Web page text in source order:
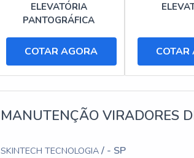
ELEVATÓRIA
PANTOGRÁFICA
COTAR AGORA COTAR
MANUTENÇÃO VIRADORES
SKINTECH TECNOLOGIA/ - SP